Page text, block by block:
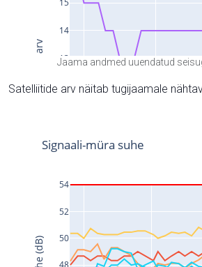
Jaama andmed uuendatud
Satelliitide arv näitab tugijaamale